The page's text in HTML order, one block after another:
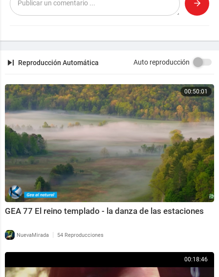
Reproducción Automática Auto reproducción
00:50:01
GEA 77 El reino templado - la danza de las estaciones
NuevaMirada | 54 Reproducciones
00:18:46